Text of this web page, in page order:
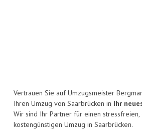
Vertrauen Sie auf Umzugsmeister
Ihren Umzug von Saarbrücken in Ihr
Wir sind Ihr Partner für einen
kostengünstigen Umzug in Saarbrücken.